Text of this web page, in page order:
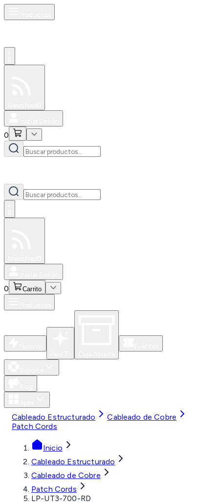
0
0 Carrito
Cableado Estructurado
Cableado de Cobre
Patch Cords
Inicio
Cableado Estructurado
Cableado de Cobre
Patch Cords
LP-UT3-700-RD